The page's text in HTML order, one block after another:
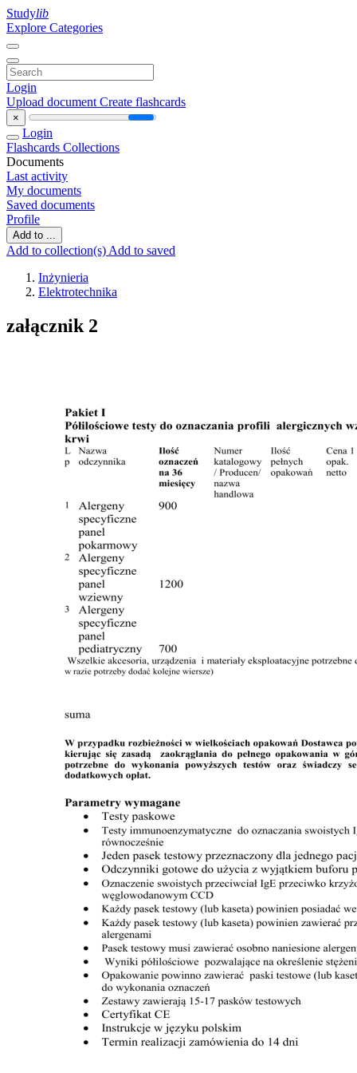
Studylib
Explore Categories
Login
Upload document Create flashcards
×
Login
Flashcards Collections
Documents
Last activity
My documents
Saved documents
Profile
Add to ...
Add to collection(s) Add to saved
Inżynieria
Elektrotechnika
załącznik 2